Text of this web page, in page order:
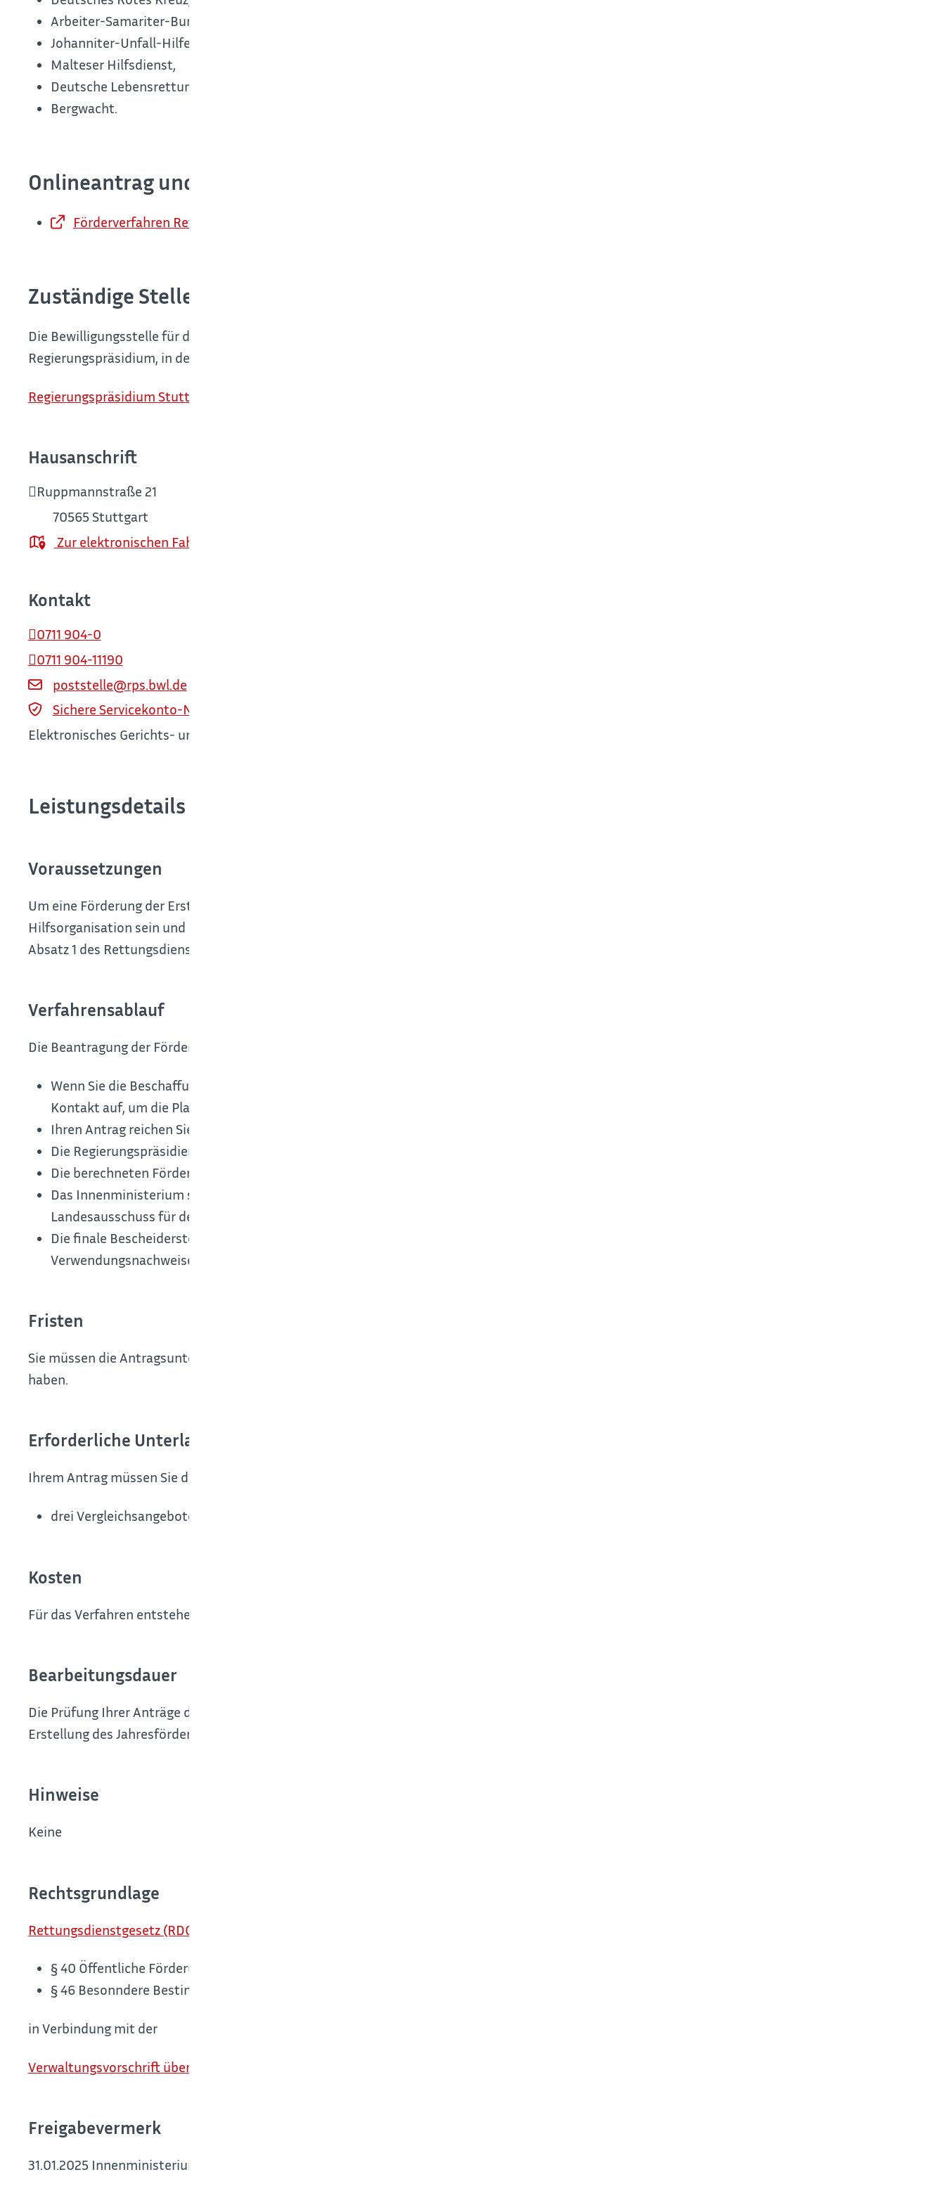
Arbeiter-Samariter-Bund,
Johanniter-Unfall-Hilfe,
Malteser Hilfsdienst,
Deutsche Lebensrettungsgesellschaft und der
Bergwacht.
Onlineantrag und Formulare
Förderverfahren Rettungsdienstförderung Baumaßnahmen Erstausstattung
Zuständige Stelle
Die Bewilligungsstelle für die Förderung sind die jeweils zuständigen Regierungspräsidien. Zuständig ist das
Regierungspräsidium, in dessen Bezirk sich die zu fördernde Maßnahme befindet.
Regierungspräsidium Stuttgart
Hausanschrift
Ruppmannstraße 21
70565 Stuttgart
Zur elektronischen Fahrplanauskunft
Kontakt
0711 904-0
0711 904-11190
poststelle@rps.bwl.de
Sichere Servicekonto-Nachricht über service-bw.de senden
Elektronisches Gerichts- und Verwaltungspostfach (Safe-ID)
Leistungsdetails
Voraussetzungen
Um eine Förderung der Erstausstattung von Rettungswachen beantragen zu können, müssen Sie Mitglied in einer
Hilfsorganisation sein und mit der Durchführung des Rettungsdienstes in Baden-Württemberg nach den Vorgaben des § 3
Absatz 1 des Rettungsdienstgesetzes (RDG) beauftragt sein.
Verfahrensablauf
Die Beantragung der Förderung von Erstausstattung erfolgt online. Dabei ist folgendes Verfahren vorgesehen:
Wenn Sie die Beschaffung von Erstausstattung für eine Rettungswache planen, nehmen Sie frühzeitig mit dem zuständigen Regierungspräsidium
Kontakt auf, um die Planungen abzustimmen.
Ihren Antrag reichen Sie mit den dazugehörigen Anlagen über den Onlineantrag ein.
Die Regierungspräsidien prüfen die Anträge und berechnen die Fördersumme.
Die berechneten Fördersummen werden dem Innenministerium zur Aufnahme in das Jahresförderprogramm vorgeschlagen.
Das Innenministerium stellt das Jahresförderprogramm im Rahmen der verfügbaren Haushaltsmittel auf und hört nach § 40 Absatz 2 RDG den
Landesausschuss für den Rettungsdienst (LARD) dazu an.
Die finale Bescheiderstellung erfolgt durch die Regierungspräsidien, ebenso wie die Zahlungsabwicklung und die Prüfung der
Verwendungsnachweise.
Fristen
Sie müssen die Antragsunterlagen bis zum 31. März des Programmjahres beim zuständigen Regierungspräsidium eingereicht
haben.
Erforderliche Unterlagen
Ihrem Antrag müssen Sie die folgenden Unterlagen bei der Antragstellung beifügen:
drei Vergleichsangebote.
Kosten
Für das Verfahren entstehen Ihnen keine Kosten.
Bearbeitungsdauer
Die Prüfung Ihrer Anträge durch das zuständige Regierungspräsidium umfasst eine Zeitspanne von drei Monaten. Die finale
Erstellung des Jahresförderprogramms durch das Innenministerium erfolgt dann weitere drei Monate später.
Hinweise
Keine
Rechtsgrundlage
Rettungsdienstgesetz (RDG):
§ 40 Öffentliche Förderung des Rettungsdienstes
§ 46 Besonndere Bestimmungen über die Finanzierungg des Luft-, Berg- und Wasser-Rettungsdienst
in Verbindung mit der
Verwaltungsvorschrift über die Förderung von Investitionen des Rettungsdienstes (VwV-F-RD)
Freigabevermerk
31.01.2025 Innenministerium Baden-Württemberg